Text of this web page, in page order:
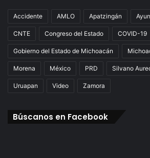
Accidente AMLO Apatzingán
CNTE Congreso del Estado COVID-19
Gobierno del Estado de Michoacán
Morena México PRD Silvano
Uruapan Video Zamora
Búscanos en Facebook